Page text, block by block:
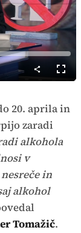
način
20. aprila in
zaradi
alkohola
v
in
alkohol
Tomažič.